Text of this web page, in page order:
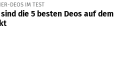
DEOS IM TEST
sind die 5 besten Deos auf dem